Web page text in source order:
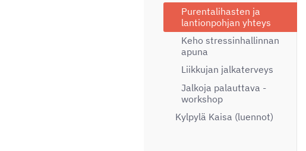
Purentalihasten ja
lantionpohjan yhteys
Keho stressinhallinnan
apuna
Liikkujan jalkaterveys
Jalkoja palauttava -
workshop
Kylpylä Kaisa (luennot)